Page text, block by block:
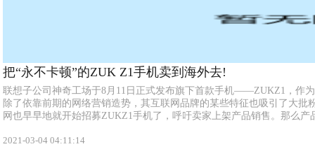
把“永不卡顿”的ZUK Z1手机卖到海外去!
联想子公司神奇工场于8月11日正式发布旗下首款手机——ZUKZ1，作
除了依靠前期的网络营销造势，其互联网品牌的某些特征也吸引了大批
网也早早地就开始招募ZUKZ1手机了，呼吁卖家上架产品销售。那么产
2021-03-04 04:11:14